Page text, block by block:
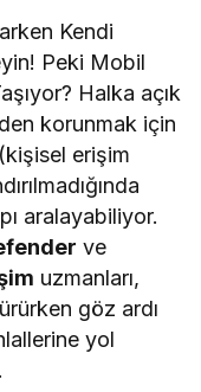
Kendi
Peki Mobil
Halka açık
korunmak için
erişim
aralayabiliyor.
ve
uzmanları,
göz ardı
yol